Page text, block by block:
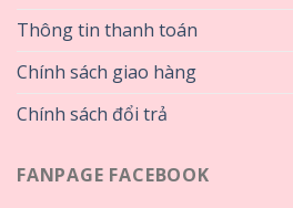
Thông tin thanh toán
Chính sách giao hàng
Chính sách đổi trả
FANPAGE FACEBOOK